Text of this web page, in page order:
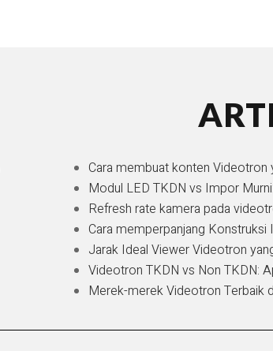
Cara membuat konten Videotron
Modul LED TKDN vs Impor
Refresh rate kamera pada
Cara memperpanjang
Jarak Ideal Viewer Videotron
Videotron TKDN vs Non TKDN:
Merek-merek Videotron Terbaik